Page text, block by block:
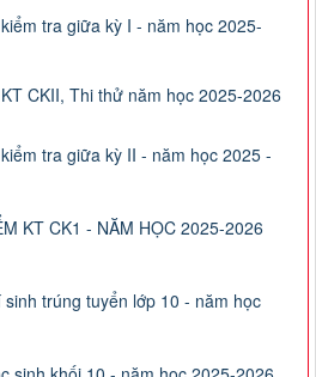
tra giữa kỳ I - năm học 2025-
CKII, Thi thử năm học 2025-2026
tra giữa kỳ II - năm học 2025 -
KT CK1 - NĂM HỌC 2025-2026
sinh trúng tuyển lớp 10 - năm học